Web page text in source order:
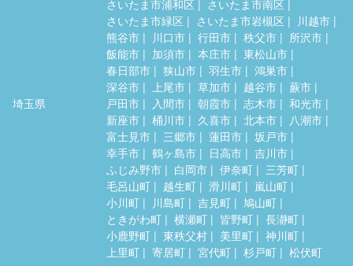
埼玉県
さいたま市浦和区
さいたま市南区
さいたま市緑区
さいたま市岩槻区
川越市
熊谷市
川口市 行田市 秩父市
所沢市
飯能市
加須市 本庄市
東松山市
春日部市
狭山市 羽生市
鴻巣市
深谷市
上尾市 草加市 越谷市
蕨市
戸田市
入間市 朝霞市 志木市
和光市
新座市
桶川市 久喜市 北本市
八潮市
富士見市
三郷市 蓮田市
坂戸市
幸手市
鶴ヶ島市 日高市
吉川市
ふじみ野市
白岡市 伊奈町
三芳町
毛呂山町
越生町 滑川町
嵐山町
小川町
川島町 吉見町
鳩山町
ときがわ町
横瀬町 皆野町
長瀞町
小鹿野町
東秩父村 美里町
神川町
上里町
寄居町 宮代町 杉戸町 松伏町